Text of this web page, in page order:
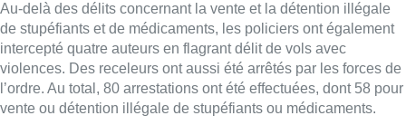
Au-delà des délits concernant la vente et la détention illégale
de stupéfiants et de médicaments, les policiers ont également
intercepté quatre auteurs en flagrant délit de vols avec
violences. Des receleurs ont aussi été arrêtés par les forces de
l’ordre. Au total, 80 arrestations ont été effectuées, dont 58 pour
vente ou détention illégale de stupéfiants ou médicaments.